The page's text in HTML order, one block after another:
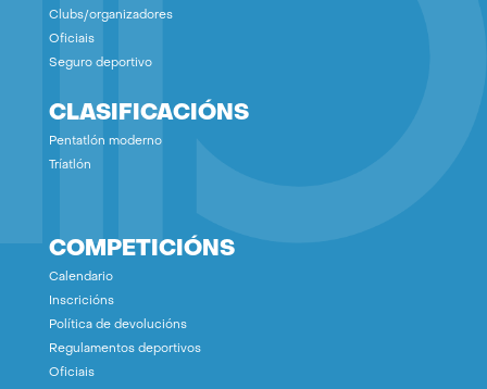
Clubs/organizadores
Oficiais
Seguro deportivo
CLASIFICACIÓNS
Pentatlón moderno
Tríatlón
COMPETICIÓNS
Calendario
Inscricións
Política de devolucións
Regulamentos deportivos
Oficiais